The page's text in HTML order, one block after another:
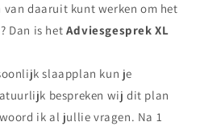
van daaruit kunt werken om het
Dan is het Adviesgesprek XL
slaapplan kun je
bespreken wij dit plan
ik al jullie vragen. Na 1